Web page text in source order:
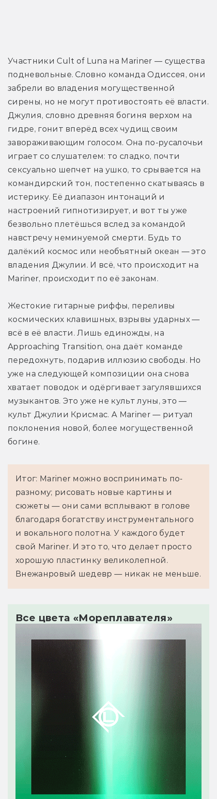
Участники Cult of Luna на Mariner — существа
подневольные. Словно команда Одиссея, они
забрели во владения могущественной
сирены, но не могут противостоять её власти.
Джулия, словно древняя богиня верхом на
гидре, гонит вперёд всех чудищ своим
завораживающим голосом. Она по-русалочьи
играет со слушателем: то сладко, почти
сексуально шепчет на ушко, то срывается на
командирский тон, постепенно скатываясь в
истерику. Её диапазон интонаций и
настроений гипнотизирует, и вот ты уже
безвольно плетёшься вслед за командой
навстречу неминуемой смерти. Будь то
далёкий космос или необъятный океан — это
владения Джулии. И всё, что происходит на
Mariner, происходит по её законам.
Жестокие гитарные риффы, переливы
космических клавишных, взрывы ударных —
всё в её власти. Лишь единожды, на
Approaching Transition, она даёт команде
передохнуть, подарив иллюзию свободы. Но
уже на следующей композиции она снова
хватает поводок и одёргивает загулявшихся
музыкантов. Это уже не культ луны, это —
культ Джулии Крисмас. А Mariner — ритуал
поклонения новой, более могущественной
богине.
Итог: Mariner можно воспринимать по-
разному; рисовать новые картины и
сюжеты — они сами всплывают в голове
благодаря богатству инструментального
и вокального полотна. У каждого будет
свой Mariner. И это то, что делает просто
хорошую пластинку великолепной.
Внежанровый шедевр — никак не меньше.
Все цвета «Мореплавателя»